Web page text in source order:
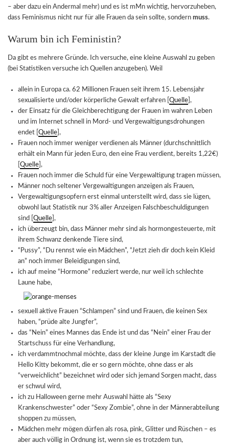
– aber dazu ein Andermal mehr) und es ist mMn wichtig, hervorzuheben,
dass Feminismus nicht nur für alle Frauen da sein sollte, sondern muss.
Warum bin ich Feministin?
Da gibt es mehrere Gründe. Ich versuche, eine kleine Auswahl zu geben
(bei Statistiken versuche ich Quellen anzugeben). Weil
allein in Europa ca. 62 Millionen Frauen seit ihrem 15. Lebensjahr
sexualisierte und/oder körperliche Gewalt erfahren [ Quelle ],
der Einsatz für die Gleichberechtigung der Frauen im wahren Leben
und im Internet schnell in Mord- und Vergewaltigungsdrohungen
endet [ Quelle ],
Frauen noch immer weniger verdienen als Männer (durchschnittlich
erhält ein Mann für jeden Euro, den eine Frau verdient, bereits 1,22€)
Quelle ],
Frauen noch immer die Schuld für eine Vergewaltigung tragen müssen,
Männer noch seltener Vergewaltigungen anzeigen als Frauen,
Vergewaltigungsopfern erst einmal unterstellt wird, dass sie lügen,
obwohl laut Statistik nur 3% aller Anzeigen Falschbeschuldigungen
sind [ Quelle ],
ich überzeugt bin, dass Männer mehr sind als hormongesteuerte, mit
ihrem Schwanz denkende Tiere sind,
“Pussy”, “Du rennst wie ein Mädchen”, “Jetzt zieh dir doch kein Kleid
an” noch immer Beleidigungen sind,
ich auf meine “Hormone” reduziert werde, nur weil ich schlechte
Laune habe,
sexuell aktive Frauen “Schlampen” sind und Frauen, die keinen Sex
haben, “prüde alte Jungfer”,
das “Nein” eines Mannes das Ende ist und das “Nein” einer Frau der
Startschuss für eine Verhandlung,
ich verdammtnochmal möchte, dass der kleine Junge im Karstadt die
Hello Kitty bekommt, die er so gern möchte, ohne dass er als
“verweichlicht” bezeichnet wird oder sich jemand Sorgen macht, dass
er schwul wird,
ich zu Halloween gerne mehr Auswahl hätte als “Sexy
Krankenschwester” oder “Sexy Zombie”, ohne in der Männerabteilung
shoppen zu müssen,
Mädchen mehr mögen dürfen als rosa, pink, Glitter und Rüschen – es
aber auch völlig in Ordnung ist, wenn sie es trotzdem tun,